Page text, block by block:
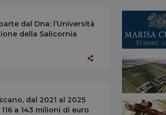
dal Dna: l’Università
della Salicornia
dal 2021 al 2025
a 143 milioni di euro